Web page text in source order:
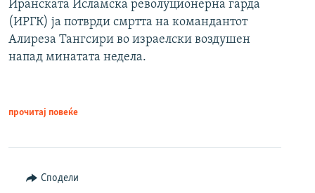
Иранската Исламска револуционерна гарда
(ИРГК) ја потврди смртта на командантот
Алиреза Тангсири во израелски воздушен
напад минатата недела.
прочитај повеќе
Сподели